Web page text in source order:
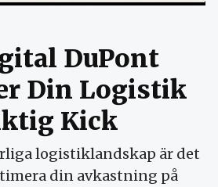
DuPont
Din Logistik
Kick
logistiklandskap är det
din avkastning på